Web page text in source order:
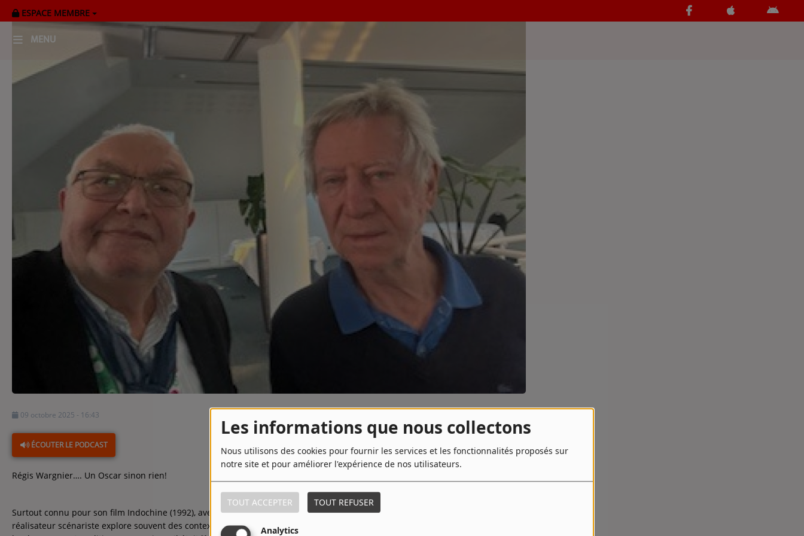
Les informations que nous collectons
Nous utilisons des cookies pour fournir les services et les fonctionnalités proposés sur
notre site et pour améliorer l'expérience de nos utilisateurs.
TOUT ACCEPTER TOUT REFUSER
Analytics
ESPACE MEMBRE
MENU
HOME
Cultur'Ciné - Jean Meurice
Régie Publicitaire
Recherche d'un titre
09 octobre 2025 - 16:43
ÉCOUTER LE PODCAST TÉLÉCHARGER LE PODCAST
Régis Wargnier…. Un Oscar sinon rien!
Surtout connu pour son film Indochine (1992), avec Catherine Deneuve, qui a remporté l’Oscar du meilleur film étranger
réalisateur scénariste explore souvent des contextes historiques et des destins personnels pris dans de grands